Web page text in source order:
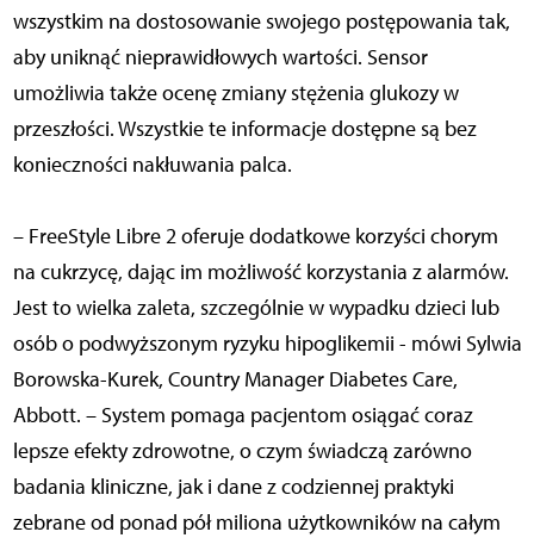
wszystkim na dostosowanie swojego postępowania tak,
aby uniknąć nieprawidłowych wartości. Sensor
umożliwia także ocenę zmiany stężenia glukozy w
przeszłości. Wszystkie te informacje dostępne są bez
konieczności nakłuwania palca.
– FreeStyle Libre 2 oferuje dodatkowe korzyści chorym
na cukrzycę, dając im możliwość korzystania z alarmów.
Jest to wielka zaleta, szczególnie w wypadku dzieci lub
osób o podwyższonym ryzyku hipoglikemii - mówi Sylwia
Borowska-Kurek, Country Manager Diabetes Care,
Abbott. – System pomaga pacjentom osiągać coraz
lepsze efekty zdrowotne, o czym świadczą zarówno
badania kliniczne, jak i dane z codziennej praktyki
zebrane od ponad pół miliona użytkowników na całym